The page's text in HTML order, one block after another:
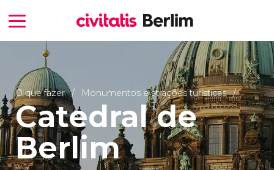
O que fazer Monumentos e atrações turísticas
Catedral de
Berlim